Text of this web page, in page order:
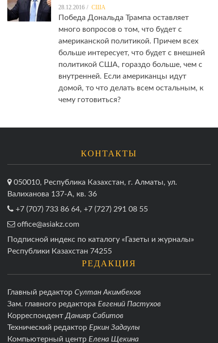
28.12.2016 США
Победа Дональда Трампа оставляет
много вопросов о том, что будет с
американской политикой. Причем всех
больше интересует, что будет с внешней
политикой США, гораздо больше, чем с
внутренней. Если американцы идут
домой, то что делать всем остальным, к
чему готовиться?
КОНТАКТЫ
050010, Республика Казахстан, г. Алматы, ул.
Валиханова 137-А, кв. 36
+7 (707) 733 86 64, +7 (727) 291 08 55
office@asiakz.com
Подписной индекс по каталогу «Газеты и журналы»
Республики Казахстан 74255
РЕДАКЦИЯ
Главный редактор Султан Акимбеков
Зам. главного редактора Евгений Пастухов
КорреспондентДанияр Сабитов
Технический редактор Еркин Задаулы
Компьютерный центр Елена Щекина